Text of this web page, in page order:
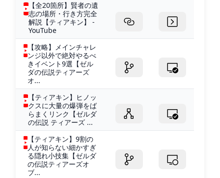
【全20箇所】賢者の遺
志の場所・行き方完全
解説【ティアキン】 -
YouTube
【攻略】メインチャレ
ンジ以外で絶対やるべ
きイベント9選【ゼル
ダの伝説ティアーズ
オ...
【ティアキン】ヒノッ
クスに大量の爆弾をば
らまくリンク【ゼルダ
の伝説 ティアーズ ...
【ティアキン】9割の
人が知らない細かすぎ
る隠れ小技集【ゼルダ
の伝説ティアーズオ
ブ...